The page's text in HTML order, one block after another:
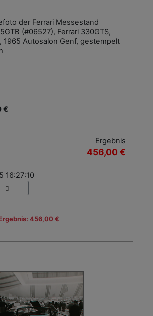
der Ferrari Messestand
(#06527), Ferrari 330GTS,
1965 Autosalon Genf, gestempelt
€
Ergebnis
456,00 €
16:27:10
Ergebnis: 456,00 €